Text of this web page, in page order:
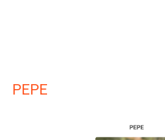
PEPE